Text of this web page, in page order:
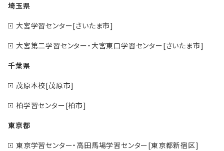
埼玉県
大宮学習センター[さいたま市]
大宮第二学習センター・大宮東口学習センター[さいたま市]
千葉県
茂原本校[茂原市]
柏学習センター[柏市]
東京都
東京学習センター・高田馬場学習センター[東京都新宿区]